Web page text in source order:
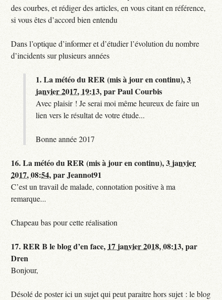
des courbes, et rédiger des articles, en vous citant en référence,
si vous êtes d’accord bien entendu
Dans l’optique d’informer et d’étudier l’évolution du nombre
d’incidents sur plusieurs années
1.La météo du RER (mis à jour en continu),3
janvier 2017, 19:13,parPaul Courbis
Avec plaisir ! Je serai moi même heureux de faire un
lien vers le résultat de votre étude...
Bonne année 2017
16.La météo du RER (mis à jour en continu),3 janvier
2017, 08:54,parJeannot91
C’est un travail de malade, connotation positive à ma
remarque...
Chapeau bas pour cette réalisation
17.RER B le blog d’en face, 17 janvier 2018, 08:13,par
Dren
Bonjour,
Désolé de poster ici un sujet qui peut paraitre hors sujet : le blog